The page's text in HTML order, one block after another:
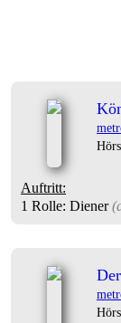
Auftritt:
1 Rolle: Diener